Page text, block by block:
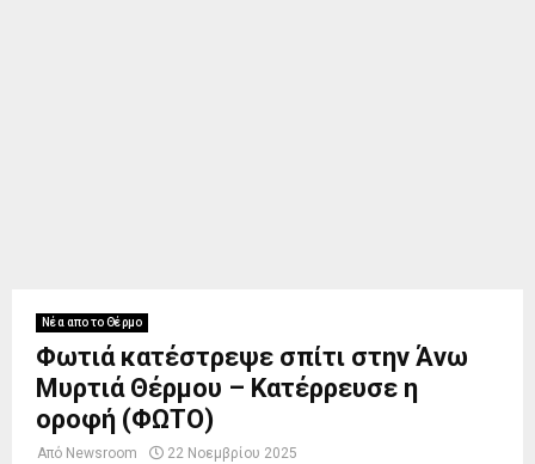
Νέα απο το Θέρμο
Φωτιά κατέστρεψε σπίτι στην Άνω
Μυρτιά Θέρμου – Κατέρρευσε η
οροφή (ΦΩΤΟ)
Από Newsroom 22 Νοεμβρίου 2025